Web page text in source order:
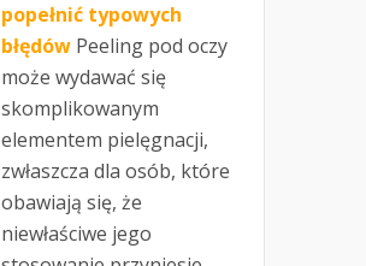
popełnić typowych
błędów Peeling pod oczy
może wydawać się
skomplikowanym
elementem pielęgnacji,
zwłaszcza dla osób, które
obawiają się, że
niewłaściwe jego